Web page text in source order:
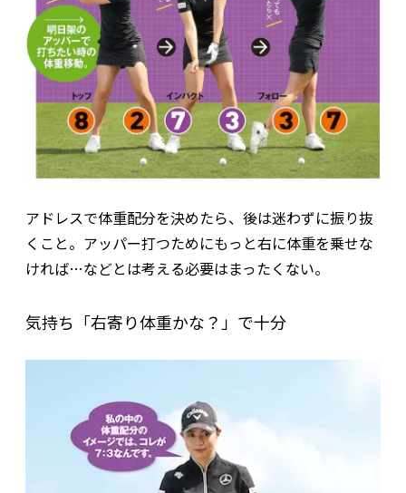
アドレスで体重配分を決めたら、後は迷わずに振り抜
くこと。アッパー打つためにもっと右に体重を乗せな
ければ…などとは考える必要はまったくない。
気持ち「右寄り体重かな？」で十分